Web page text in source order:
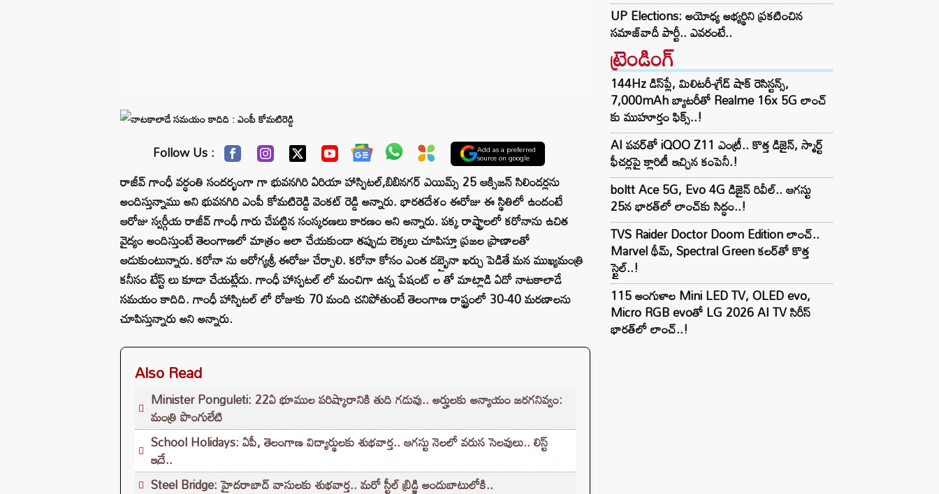
Follow Us : Add as a preferred
source on google
రాజీవ్ గాంధీ వర్ధంతి సందర్భంగా గా భువనగిరి ఏరియా హాస్పిటల్,బిబినగర్ ఎయిమ్స్ 25 ఆక్సిజన్ సిలిండర్లను
అందిస్తున్నాము అని భువనగిరి ఎంపీ కోమటిరెడ్డి వెంకట్ రెడ్డి అన్నారు. భారతదేశం ఈరోజు ఈ స్థితిలో ఉందంటే
ఆరోజు స్వర్గీయ రాజీవ్ గాంధీ గారు చేపట్టిన సంస్కరణలు కారణం అని అన్నారు. పక్క రాష్ట్రాలలో కరోనాను ఉచిత
వైద్యం అందిస్తుంటే తెలంగాణలో మాత్రం అలా చేయకుండా తప్పుడు లెక్కలు చూపిస్తూ ప్రజల ప్రాణాలతో
ఆడుకుంటున్నారు. కరోనా ను ఆరోగ్యశ్రీ ఈరోజు చేర్చాలి. కరోనా కోసం ఎంత డబ్బైనా ఖర్చు పెడితే మన ముఖ్యమంత్రి
కనీసం టేస్ట్ లు కూడా చేయట్లేదు. గాంధీ హాస్పటల్ లో మంచిగా ఉన్న పేషంట్ ల తో మాట్లాడి ఏదో నాటకాలాడే
సమయం కాదిది. గాంధీ హాస్పిటల్ లో రోజుకు 70 మంది చనిపోతుంటే తెలంగాణ రాష్ట్రంలో 30-40 మరణాలను
చూపిస్తున్నారు అని అన్నారు.
Also Read
Minister Ponguleti: 22ఏ భూముల పరిష్కారానికి తుది గడువు.. అర్హులకు అన్యాయం జరగనివ్వం:
మంత్రి పొంగులేటి
School Holidays: ఏపీ, తెలంగాణ విద్యార్థులకు శుభవార్త.. ఆగస్టు నెలలో వరుస సెలవులు.. లిస్ట్
ఇదే..
Steel Bridge: హైదరాబాద్ వాసులకు శుభవార్త.. మరో స్టీల్ బ్రిడ్జి అందుబాటులోకి..
UP Elections: అయోధ్య అభ్యర్థిని ప్రకటించిన
సమాజ్‌వాదీ పార్టీ.. ఎవరంటే..
ట్రెండింగ్‌
144Hz డిస్‌ప్లే, మిలిటరీ-గ్రేడ్ షాక్ రెసిస్టన్స్,
7,000mAh బ్యాటరీతో Realme 16x 5G లాంచ్
కు ముహూర్తం ఫిక్స్..!
AI పవర్‌తో iQOO Z11 ఎంట్రీ.. కొత్త డిజైన్, స్మార్ట్
ఫీచర్లపై క్లారిటీ ఇచ్చిన కంపెనీ.!
boltt Ace 5G, Evo 4G డిజైన్ రివీల్.. ఆగస్టు
25న భారత్‌లో లాంచ్‌కు సిద్ధం..!
TVS Raider Doctor Doom Edition లాంచ్..
Marvel థీమ్, Spectral Green కలర్‌తో కొత్త
స్టైల్..!
115 అంగుళాల Mini LED TV, OLED evo,
Micro RGB evoతో LG 2026 AI TV సిరీస్
భారత్‌లో లాంచ్..!